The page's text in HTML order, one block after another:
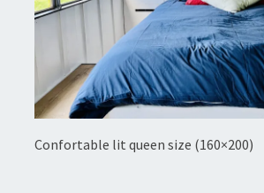
Confortable lit queen size (160×200)